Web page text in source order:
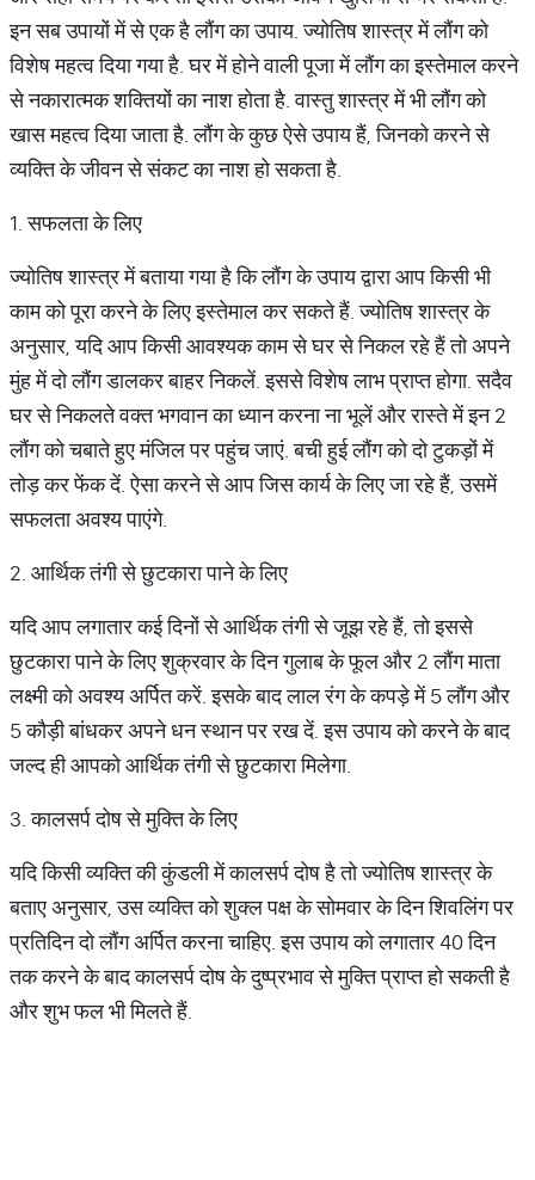
इन सब उपायों में से एक है लौंग का उपाय. ज्योतिष शास्त्र में लौंग को
विशेष महत्व दिया गया है. घर में होने वाली पूजा में लौंग का इस्तेमाल करने
से नकारात्मक शक्तियों का नाश होता है. वास्तु शास्त्र में भी लौंग को
खास महत्व दिया जाता है. लौंग के कुछ ऐसे उपाय हैं, जिनको करने से
व्यक्ति के जीवन से संकट का नाश हो सकता है.
1. सफलता के लिए
ज्योतिष शास्त्र में बताया गया है कि लौंग के उपाय द्वारा आप किसी भी
काम को पूरा करने के लिए इस्तेमाल कर सकते हैं. ज्योतिष शास्त्र के
अनुसार, यदि आप किसी आवश्यक काम से घर से निकल रहे हैं तो अपने
मुंह में दो लौंग डालकर बाहर निकलें. इससे विशेष लाभ प्राप्त होगा. सदैव
घर से निकलते वक्त भगवान का ध्यान करना ना भूलें और रास्ते में इन 2
लौंग को चबाते हुए मंजिल पर पहुंच जाएं. बची हुई लौंग को दो टुकड़ों में
तोड़ कर फेंक दें. ऐसा करने से आप जिस कार्य के लिए जा रहे हैं, उसमें
सफलता अवश्य पाएंगे.
2. आर्थिक तंगी से छुटकारा पाने के लिए
यदि आप लगातार कई दिनों से आर्थिक तंगी से जूझ रहे हैं, तो इससे
छुटकारा पाने के लिए शुक्रवार के दिन गुलाब के फूल और 2 लौंग माता
लक्ष्मी को अवश्य अर्पित करें. इसके बाद लाल रंग के कपड़े में 5 लौंग और
5 कौड़ी बांधकर अपने धन स्थान पर रख दें. इस उपाय को करने के बाद
जल्द ही आपको आर्थिक तंगी से छुटकारा मिलेगा.
3. कालसर्प दोष से मुक्ति के लिए
यदि किसी व्यक्ति की कुंडली में कालसर्प दोष है तो ज्योतिष शास्त्र के
बताए अनुसार, उस व्यक्ति को शुक्ल पक्ष के सोमवार के दिन शिवलिंग पर
प्रतिदिन दो लौंग अर्पित करना चाहिए. इस उपाय को लगातार 40 दिन
तक करने के बाद कालसर्प दोष के दुष्प्रभाव से मुक्ति प्राप्त हो सकती है
और शुभ फल भी मिलते हैं.